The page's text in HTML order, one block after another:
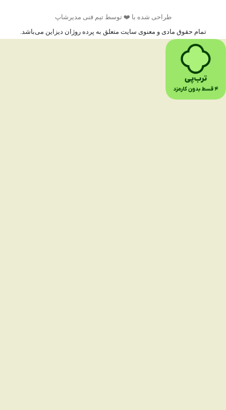
طراحی شده با ❤️ توسط تیم فنی مدیرشاپ
تمام حقوق مادی و معنوی سایت متعلق به پرده روژان دیزاین می‌باشد.